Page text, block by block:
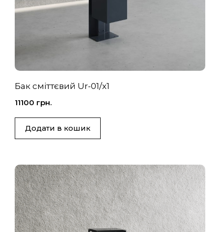
Бак сміттєвий Ur-01/х1
11100 грн.
Додати в кошик